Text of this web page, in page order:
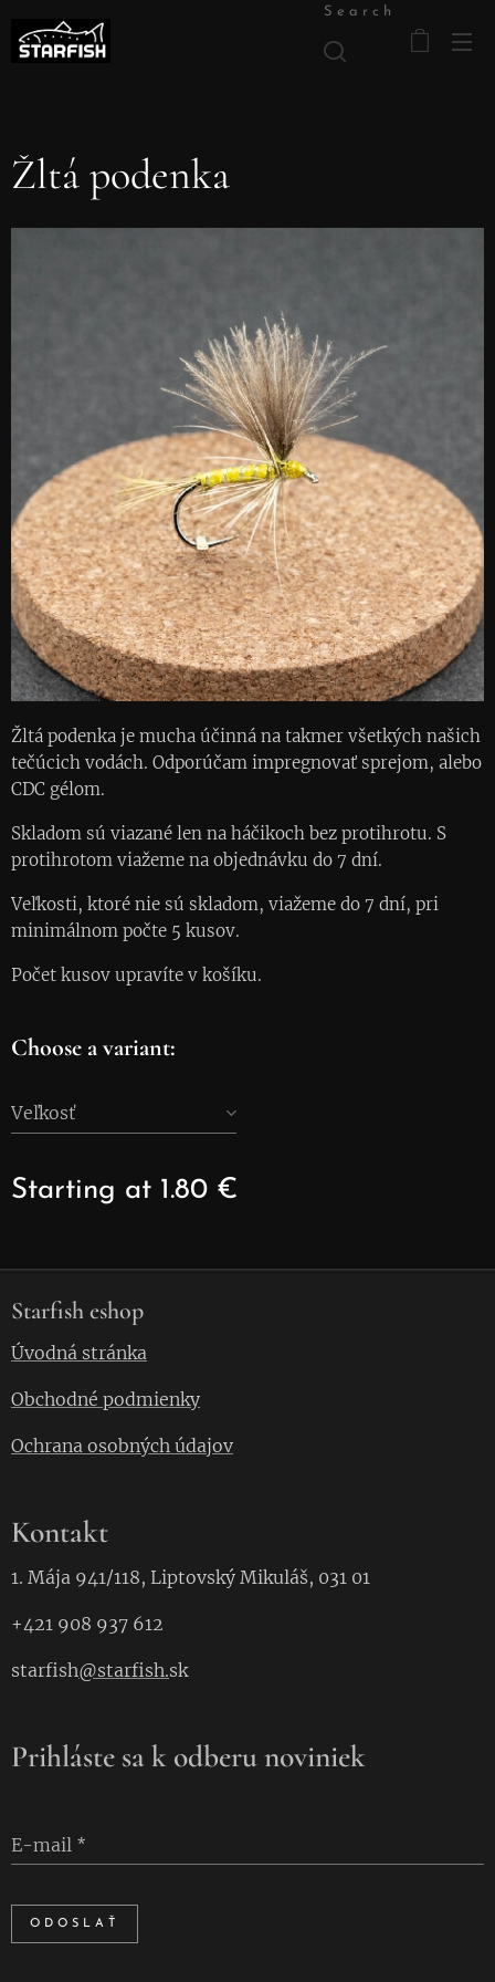
Search
Žltá podenka
Žltá podenka je mucha účinná na takmer všetkých našich
tečúcich vodách. Odporúčam impregnovať sprejom, alebo
CDC gélom.
Skladom sú viazané len na háčikoch bez protihrotu. S
protihrotom viažeme na objednávku do 7 dní.
Veľkosti, ktoré nie sú skladom, viažeme do 7 dní, pri
minimálnom počte 5 kusov.
Počet kusov upravíte v košíku.
Choose a variant:
Veľkosť
Starting at 1.80 €
Starfish eshop
Úvodná stránka
Obchodné podmienky
Ochrana osobných údajov
Kontakt
1. Mája 941/118, Liptovský Mikuláš, 031 01
+421 908 937 612
starfish@starfish.sk
Prihláste sa k odberu noviniek
E-mail
ODOSLAŤ